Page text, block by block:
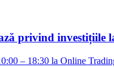
privind investițiile
– 18:30 la Online